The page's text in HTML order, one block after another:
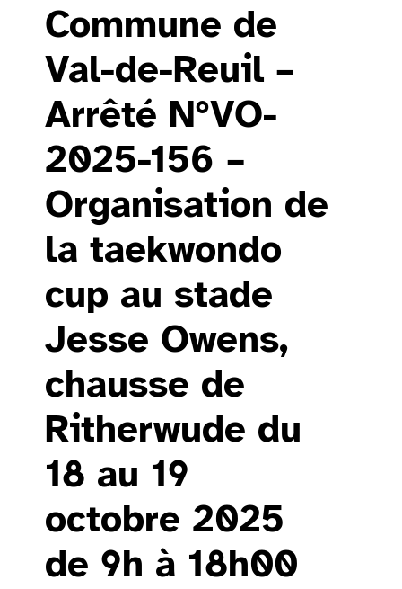
Commune de
Val-de-Reuil –
Arrêté N°VO-
2025-156 –
Organisation de
la taekwondo
cup au stade
Jesse Owens,
chausse de
Ritherwude du
18 au 19
octobre 2025
de 9h à 18h00